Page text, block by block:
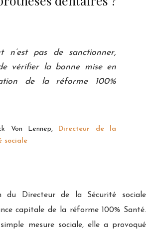
n’est pas de sanctionner,
vérifier la bonne mise en
de la réforme 100%
Von Lennep,
Directeur de la
sociale
du Directeur de la Sécurité sociale
capitale de la réforme 100% Santé.
mesure sociale, elle a provoqué